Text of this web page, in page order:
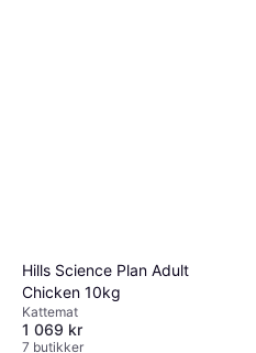
Hills Science Plan Adult
Chicken 10kg
Kattemat
1 069 kr
7 butikker